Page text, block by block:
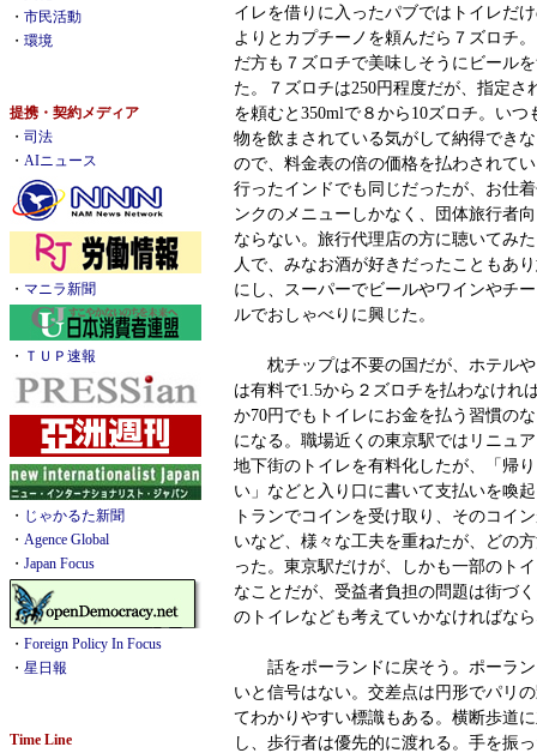
・ 市民活動
・ 環境
提携・契約メディア
・ 司法
・ AIニュース
・ マニラ新聞
・ ＴＵＰ速報
・ じゃかるた新聞
・ Agence Global
・ Japan Focus
・ Foreign Policy In Focus
・ 星日報
Time Line
イレを借りに入ったパブではトイレだ
よりとカプチーノを頼んだら７ズロチ
だ方も７ズロチで美味しそうにビール
た。７ズロチは250円程度だが、指定さ
を頼むと350mlで８から10ズロチ。い
物を飲まされている気がして納得でき
ので、料金表の倍の価格を払わされて
行ったインドでも同じだったが、お仕
ンクのメニューしかなく、団体旅行者
ならない。旅行代理店の方に聴いてみ
人で、みなお酒が好きだったこともあ
にし、スーパーでビールやワインやチ
ルでおしゃべりに興じた。
枕チップは不要の国だが、ホテルや
は有料で1.5から２ズロチを払わなけれ
か70円でもトイレにお金を払う習慣の
になる。職場近くの東京駅ではリニュ
地下街のトイレを有料化したが、「帰
い」などと入り口に書いて支払いを喚
トランでコインを受け取り、そのコイ
いなど、様々な工夫を重ねたが、どの
った。東京駅だけが、しかも一部のト
なことだが、受益者負担の問題は街づ
のトイレなども考えていかなければな
話をポーランドに戻そう。ポーラン
いと信号はない。交差点は円形でパリ
てわかりやすい標識もある。横断歩道
し、歩行者は優先的に渡れる。手を振